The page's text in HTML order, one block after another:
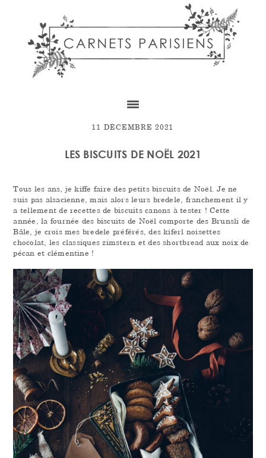
11 DÉCEMBRE 2021
LES BISCUITS DE NOËL 2021
Tous les ans, je kiffe faire des petits biscuits de Noël. Je ne
suis pas alsacienne, mais alors leurs bredele, franchement il y
a tellement de recettes de biscuits canons à tester ! Cette
année, la fournée des biscuits de Noël comporte des Brunsli de
Bâle, je crois mes bredele préférés, des kiferl noisettes
chocolat, les classiques zimstern et des shortbread aux noix de
pécan et clémentine !